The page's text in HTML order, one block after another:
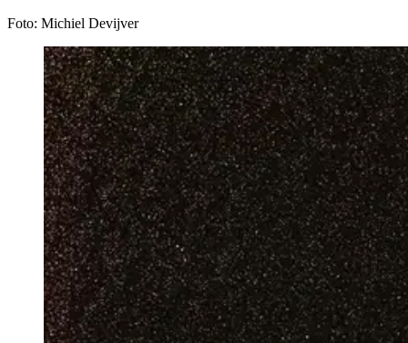
Foto: Michiel Devijver